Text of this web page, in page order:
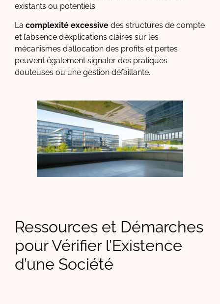
existants ou potentiels.
La complexité excessive des structures de compte
et l’absence d’explications claires sur les
mécanismes d’allocation des profits et pertes
peuvent également signaler des pratiques
douteuses ou une gestion défaillante.
Ressources et Démarches
pour Vérifier l’Existence
d’une Société